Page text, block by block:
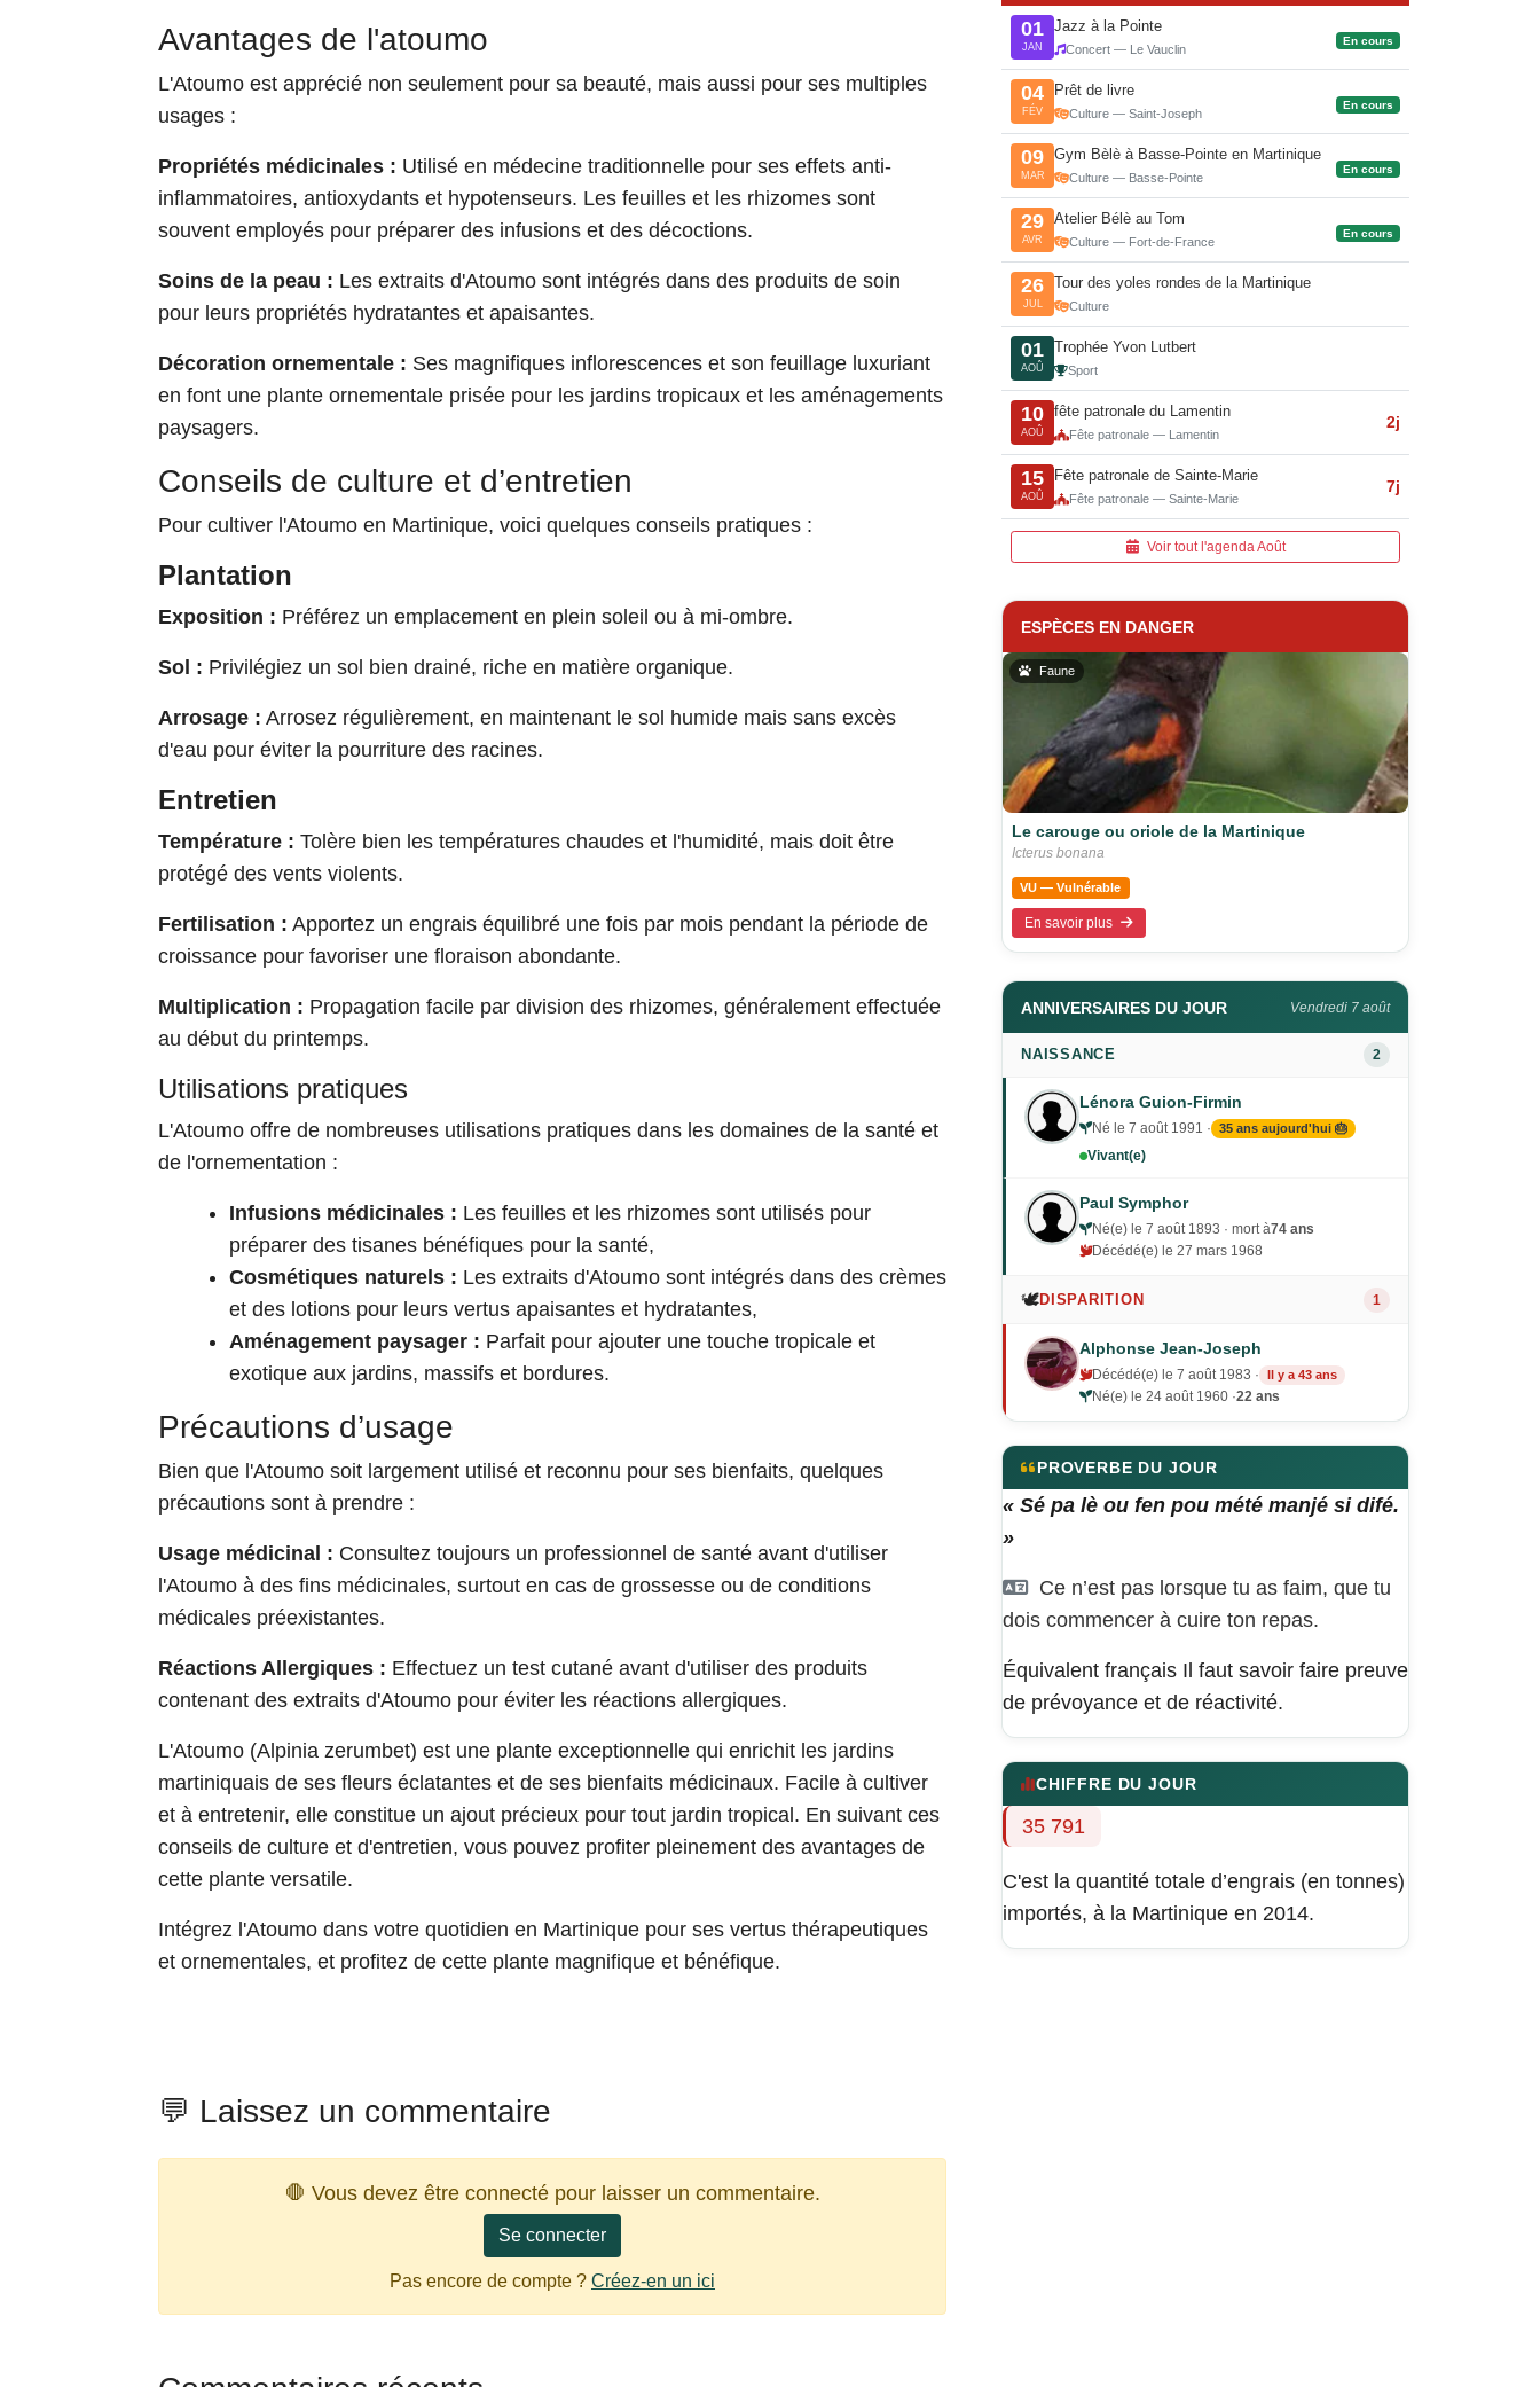
Avantages de l'atoumo
L'Atoumo est apprécié non seulement pour sa beauté, mais aussi pour ses multiples
usages :
Propriétés médicinales : Utilisé en médecine traditionnelle pour ses effets anti-
inflammatoires, antioxydants et hypotenseurs. Les feuilles et les rhizomes sont
souvent employés pour préparer des infusions et des décoctions.
Soins de la peau : Les extraits d'Atoumo sont intégrés dans des produits de soin
pour leurs propriétés hydratantes et apaisantes.
Décoration ornementale : Ses magnifiques inflorescences et son feuillage luxuriant
en font une plante ornementale prisée pour les jardins tropicaux et les aménagements
paysagers.
Conseils de culture et d’entretien
Pour cultiver l'Atoumo en Martinique, voici quelques conseils pratiques :
Plantation
Exposition : Préférez un emplacement en plein soleil ou à mi-ombre.
Sol : Privilégiez un sol bien drainé, riche en matière organique.
Arrosage : Arrosez régulièrement, en maintenant le sol humide mais sans excès
d'eau pour éviter la pourriture des racines.
Entretien
Température : Tolère bien les températures chaudes et l'humidité, mais doit être
protégé des vents violents.
Fertilisation : Apportez un engrais équilibré une fois par mois pendant la période de
croissance pour favoriser une floraison abondante.
Multiplication : Propagation facile par division des rhizomes, généralement effectuée
au début du printemps.
Utilisations pratiques
L'Atoumo offre de nombreuses utilisations pratiques dans les domaines de la santé et
de l'ornementation :
Infusions médicinales : Les feuilles et les rhizomes sont utilisés pour
préparer des tisanes bénéfiques pour la santé,
Cosmétiques naturels : Les extraits d'Atoumo sont intégrés dans des crèmes
et des lotions pour leurs vertus apaisantes et hydratantes,
Aménagement paysager : Parfait pour ajouter une touche tropicale et
exotique aux jardins, massifs et bordures.
Précautions d’usage
Bien que l'Atoumo soit largement utilisé et reconnu pour ses bienfaits, quelques
précautions sont à prendre :
Usage médicinal : Consultez toujours un professionnel de santé avant d'utiliser
l'Atoumo à des fins médicinales, surtout en cas de grossesse ou de conditions
médicales préexistantes.
Réactions Allergiques : Effectuez un test cutané avant d'utiliser des produits
contenant des extraits d'Atoumo pour éviter les réactions allergiques.
L'Atoumo (Alpinia zerumbet) est une plante exceptionnelle qui enrichit les jardins
martiniquais de ses fleurs éclatantes et de ses bienfaits médicinaux. Facile à cultiver
et à entretenir, elle constitue un ajout précieux pour tout jardin tropical. En suivant ces
conseils de culture et d'entretien, vous pouvez profiter pleinement des avantages de
cette plante versatile.
Intégrez l'Atoumo dans votre quotidien en Martinique pour ses vertus thérapeutiques
et ornementales, et profitez de cette plante magnifique et bénéfique.
💬 Laissez un commentaire
🛑 Vous devez être connecté pour laisser un commentaire.
Se connecter
Pas encore de compte ? Créez-en un ici
01
JAN
Jazz à la Pointe
Concert — Le Vauclin
En cours
04
FÉV
Prêt de livre
Culture — Saint-Joseph
En cours
09
MAR
Gym Bèlè à Basse-Pointe en Martinique
Culture — Basse-Pointe
En cours
29
AVR
Atelier Bélè au Tom
Culture — Fort-de-France
En cours
26
JUL
Tour des yoles rondes de la Martinique
Culture
01
AOÛ
Trophée Yvon Lutbert
Sport
10
AOÛ
fête patronale du Lamentin
Fête patronale — Lamentin
2j
15
AOÛ
Fête patronale de Sainte-Marie
Fête patronale — Sainte-Marie
7j
Voir tout l'agenda Août
ESPÈCES EN DANGER
Faune
Le carouge ou oriole de la Martinique
Icterus bonana
VU — Vulnérable
En savoir plus
ANNIVERSAIRES DU JOUR Vendredi 7 août
NAISSANCE 2
Lénora Guion-Firmin
Né le 7 août 1991 · 35 ans aujourd'hui 🎂
Vivant(e)
Paul Symphor
Né(e) le 7 août 1893 · mort à74 ans
Décédé(e) le 27 mars 1968
🕊️DISPARITION 1
Alphonse Jean-Joseph
Décédé(e) le 7 août 1983 · Il y a 43 ans
Né(e) le 24 août 1960 ·22 ans
PROVERBE DU JOUR
« Sé pa lè ou fen pou mété manjé si difé.
»
Ce n’est pas lorsque tu as faim, que tu
dois commencer à cuire ton repas.
Équivalent français Il faut savoir faire preuve
de prévoyance et de réactivité.
CHIFFRE DU JOUR
35 791
C'est la quantité totale d’engrais (en tonnes)
importés, à la Martinique en 2014.